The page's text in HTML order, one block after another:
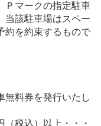
Ｐマークの指定駐車
当該駐車場はスペー
約を約束するもので
無料券を発行いたし
税込）以上・・・